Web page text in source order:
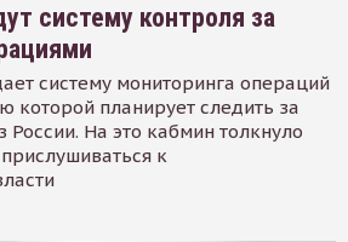
систему контроля за
систему мониторинга операций
которой планирует следить за
России. На это кабмин толкнуло
к